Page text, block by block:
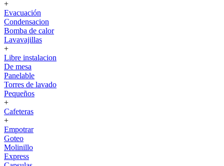
+
Evacuación
Condensacion
Bomba de calor
Lavavajillas
+
Libre instalacion
De mesa
Panelable
Torres de lavado
Pequeños
+
Cafeteras
+
Empotrar
Goteo
Molinillo
Express